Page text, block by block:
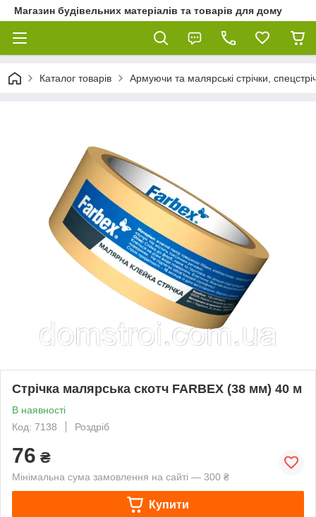
Магазин будівельних матеріалів та товарів для дому
Каталог товарів Армуючи та малярські стрічки,
Стрічка малярська скотч FARBEX (38 мм) 40 м
В наявності
Код: 7138
Роздріб
76 ₴
Мінімальна сума замовлення на сайті — 300 ₴
Купити